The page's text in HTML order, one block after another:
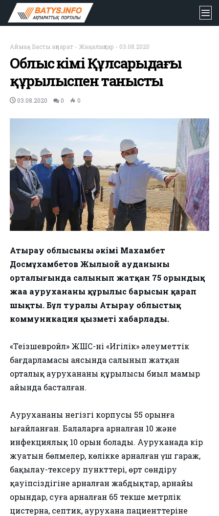
Аймақ- Басты ақпарат - Жаңалықтар - 03.08.2020
Облыс әкімі Құлсарыдағы
құрылыспен танысты
03.08.2020 0 0
Атырау облысының әкімі Махамбет
Досмұхамбетов Жылыой ауданының
орталығында салынып жатқан 75 орындық
жаңа аурухананың құрылыс барысын қарап
шықты. Бұл туралы Атырау облыстық
коммуникация қызметі хабарлады.
«Теңізшевройл» ЖШС-нің «Игілік» әлеуметтік
бағдарламасы аясында салынып жатқан
орталық аурухананың құрылысы биыл мамыр
айында басталған.
Аурухананың негізгі корпусы 55 орынға
ыңғайланған. Балаларға арналған 10 және
инфекциялық 10 орын болады. Ауруханада кір
жуатын бөлмелер, көлікке арналған үш гараж,
бақылау-тексеру пункттері, өрт сөндіру
қауіпсіздігіне арналған жабдықтар, арнайы
орындар, суға арналған 65 текше метрлік
цистерна, септик, аурухана пациенттеріне